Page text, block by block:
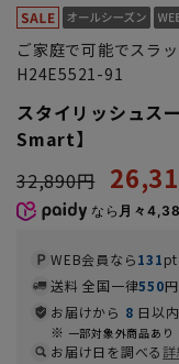
ご家庭で可能でスラ
H24E5521-91
スタイリッシュス
Smart】
32,890円
なら 月々
WEB会員なら131
送料 全国一律550
お届けから 8 日以
一部対象外商品あり
お届け日を調べる詳